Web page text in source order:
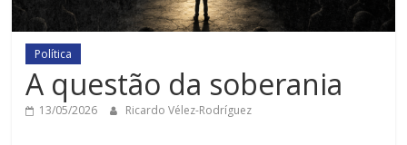
Política
A questão da soberania
13/05/2026 Ricardo Vélez-Rodríguez